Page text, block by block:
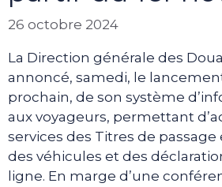
26 octobre 2024
La Direction générale des
annoncé, samedi, le
prochain, de son système
aux voyageurs, permettant
services des Titres de passage
des véhicules et des
ligne. En marge d’une